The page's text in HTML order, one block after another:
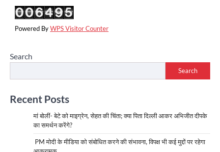
Powered ByWPS Visitor Counter
Search
Search
Recent Posts
मां बोलीं- बेटे को माइग्रेन, सेहत की चिंता; क्या पिता दिल्ली आकर अभिजीत दीपके
का समर्थन करेंगे?
PM मोदी के मीडिया को संबोधित करने की संभावना, विपक्ष भी कई मुद्दों पर रहेगा